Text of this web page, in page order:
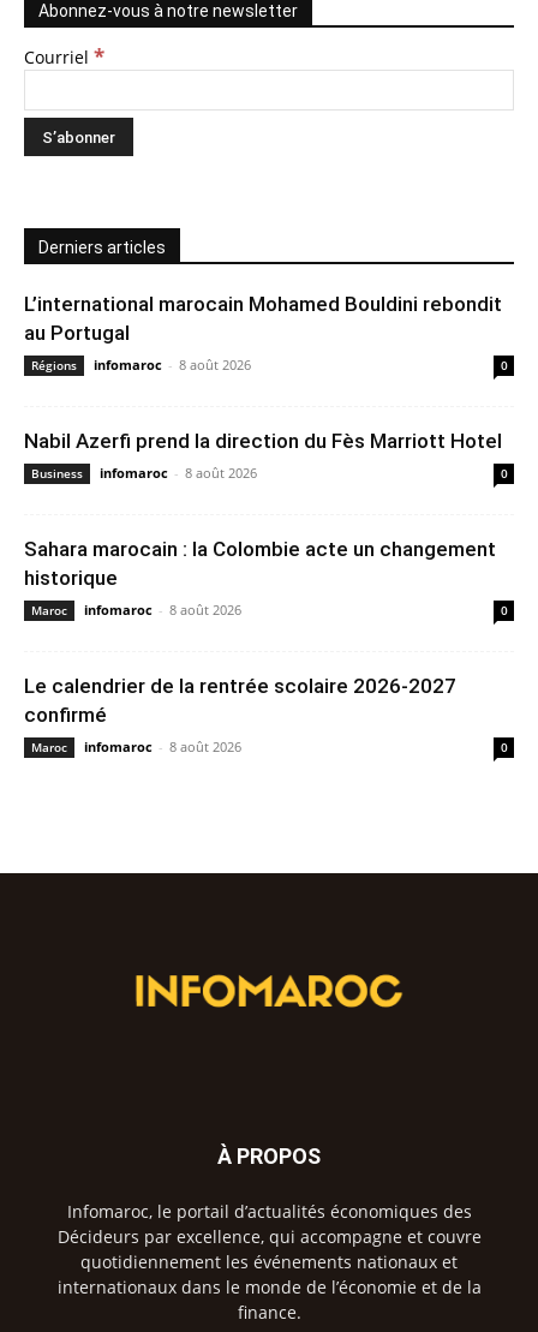
Abonnez-vous à notre newsletter
Courriel *
Derniers articles
L’international marocain Mohamed Bouldini rebondit
au Portugal
Régions infomaroc - 8 août 2026 0
Nabil Azerfi prend la direction du Fès Marriott Hotel
Business infomaroc - 8 août 2026 0
Sahara marocain : la Colombie acte un changement
historique
Maroc infomaroc - 8 août 2026 0
Le calendrier de la rentrée scolaire 2026-2027
confirmé
Maroc infomaroc - 8 août 2026 0
À PROPOS
Infomaroc, le portail d’actualités économiques des
Décideurs par excellence, qui accompagne et couvre
quotidiennement les événements nationaux et
internationaux dans le monde de l’économie et de la
finance.